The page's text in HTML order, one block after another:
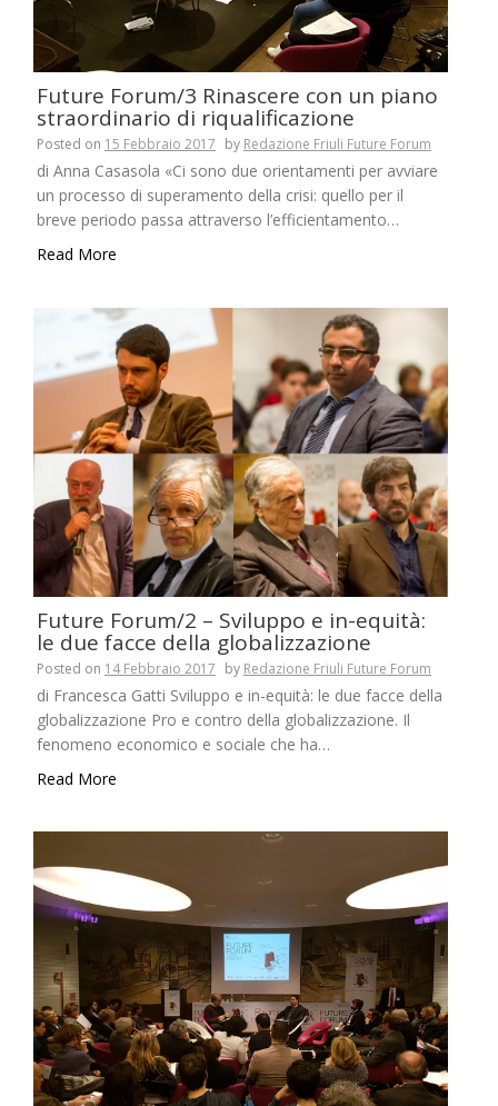
Future Forum/3 Rinascere con un piano
straordinario di riqualificazione
Posted on 15 Febbraio 2017 by Redazione Friuli Future Forum
di Anna Casasola «Ci sono due orientamenti per avviare
un processo di superamento della crisi: quello per il
breve periodo passa attraverso l’efficientamento…
Read More
Future Forum/2 – Sviluppo e in-equità:
le due facce della globalizzazione
Posted on 14 Febbraio 2017 by Redazione Friuli Future Forum
di Francesca Gatti Sviluppo e in-equità: le due facce della
globalizzazione Pro e contro della globalizzazione. Il
fenomeno economico e sociale che ha…
Read More